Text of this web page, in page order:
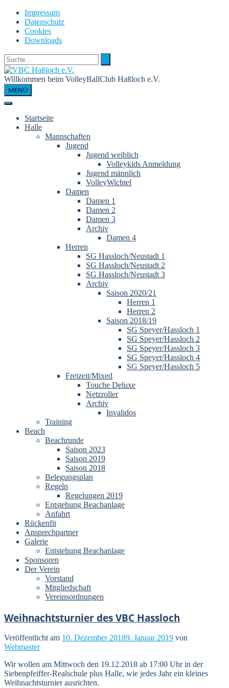
Skip
content
Impressum
Datenschutz
Cookies
Downloads
Willkommen beim VolleyBallClub Haßloch e.V.
MENÜ
Startseite
Halle
Mannschaften
Jugend
Jugend weiblich
Volleykids Anmeldung
Jugend männlich
VolleyWichtel
Damen
Damen 1
Damen 2
Damen 3
Archiv
Damen 4
Herren
SG Hassloch/Neustadt 1
SG Hassloch/Neustadt 2
SG Hassloch/Neustadt 3
Archiv
Saison 2020/21
Herren 1
Herren 2
Saison 2018/19
SG Speyer/Hassloch 1
SG Speyer/Hassloch 2
SG Speyer/Hassloch 3
SG Speyer/Hassloch 4
SG Speyer/Hassloch 5
Freizeit/Mixed
Touche Deluxe
Netzroller
Archiv
Invalidos
Training
Beach
Beachrunde
Saison 2023
Saison 2019
Saison 2018
Belegungsplan
Regeln
Regelungen 2019
Entstehung Beachanlage
Anfahrt
Rückenfit
Ansprechpartner
Galerie
Entstehung Beachanlage
Sponsoren
Der Verein
Vorstand
Mitgliedschaft
Vereinsordnungen
Weihnachtsturnier des VBC Hassloch
Veröffentlicht am 10. Dezember 20189. Januar 2019 von
Webmaster
Wir wollen am Mittwoch den 19.12.2018 ab 17:00 Uhr in der
Siebenpfeiffer-Realschule plus Halle, wie jedes Jahr ein kleines
Weihnachtsturnier ausrichten.